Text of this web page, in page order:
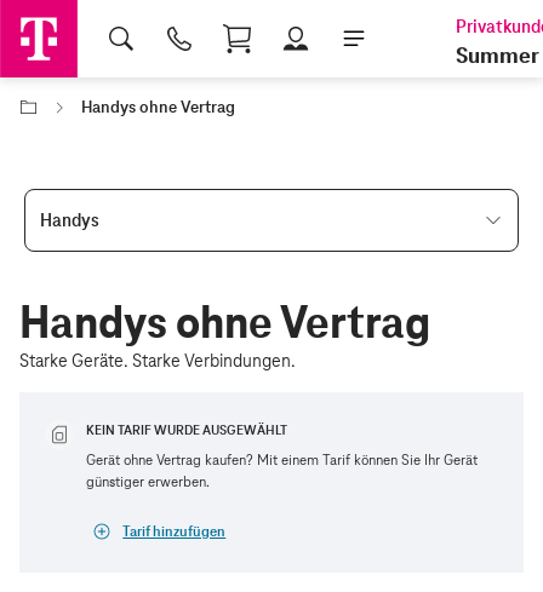
Shopping Cart
Summer
Handys ohne Vertrag
Handys
Handys ohne Vertrag
Starke Geräte. Starke Verbindungen.
KEIN TARIF WURDE AUSGEWÄHLT
Gerät ohne Vertrag kaufen? Mit einem Tarif können Sie Ihr Gerät
günstiger erwerben.
Tarif hinzufügen